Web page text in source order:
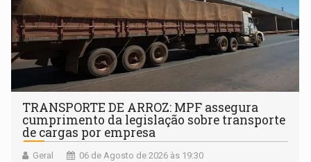
TRANSPORTE DE ARROZ: MPF assegura
cumprimento da legislação sobre transporte
de cargas por empresa
Geral 06 de Agosto de 2026 às 19:30